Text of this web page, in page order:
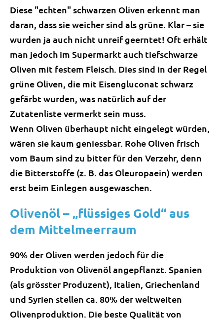
Diese "echten" schwarzen Oliven erkennt man
daran, dass sie weicher sind als grüne. Klar – sie
wurden ja auch nicht unreif geerntet! Oft erhält
man jedoch im Supermarkt auch tiefschwarze
Oliven mit festem Fleisch. Dies sind in der Regel
grüne Oliven, die mit Eisengluconat schwarz
gefärbt wurden, was natürlich auf der
Zutatenliste vermerkt sein muss.
Wenn Oliven überhaupt nicht eingelegt würden,
wären sie kaum geniessbar. Rohe Oliven frisch
vom Baum sind zu bitter für den Verzehr, denn
die Bitterstoffe (z. B. das Oleuropaein) werden
erst beim Einlegen ausgewaschen.
Olivenöl – „flüssiges Gold“ aus
dem Mittelmeerraum
90% der Oliven werden jedoch für die
Produktion von Olivenöl angepflanzt. Spanien
(als grösster Produzent), Italien, Griechenland
und Syrien stellen ca. 80% der weltweiten
Olivenproduktion. Die beste Qualität von